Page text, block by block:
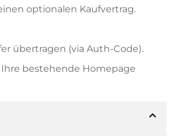
optionalen Kaufvertrag.
übertragen (via Auth-Code).
bestehende Homepage
expand_less